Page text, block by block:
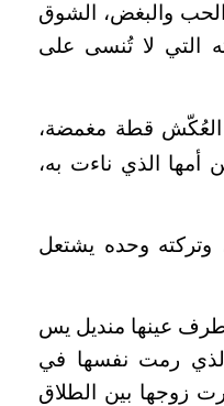
والبغض، الشوق
التي لا تُنسى على
العُكّش قطة مغمضة،
أمها الذي ناءت به،
وتركته وحده يشتعل
عينها منديل يس
الذي رمت نفسها في
زوجها بين الطلاق